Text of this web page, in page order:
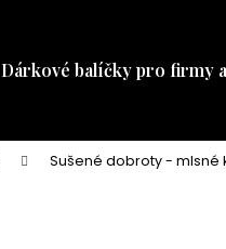
Dárkové balíčky pro firmy
Sušené dobroty - mlsné